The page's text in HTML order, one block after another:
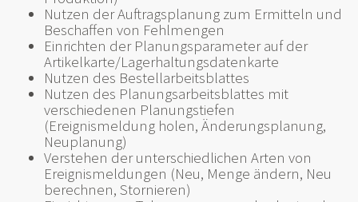
Nutzen der Auftragsplanung zum Ermitteln und
Beschaffen von Fehlmengen
Einrichten der Planungsparameter auf der
Artikelkarte/Lagerhaltungsdatenkarte
Nutzen des Bestellarbeitsblattes
Nutzen des Planungsarbeitsblattes mit
verschiedenen Planungstiefen
(Ereignismeldung holen, Änderungsplanung,
Neuplanung)
Verstehen der unterschiedlichen Arten von
Ereignismeldungen (Neu, Menge ändern, Neu
berechnen, Stornieren)